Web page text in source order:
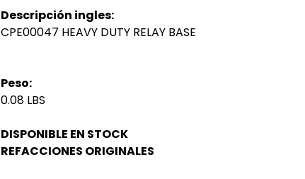
Descripción ingles:
CPE00047 HEAVY DUTY RELAY BASE
Peso:
0.08 LBS
DISPONIBLE EN STOCK
REFACCIONES ORIGINALES